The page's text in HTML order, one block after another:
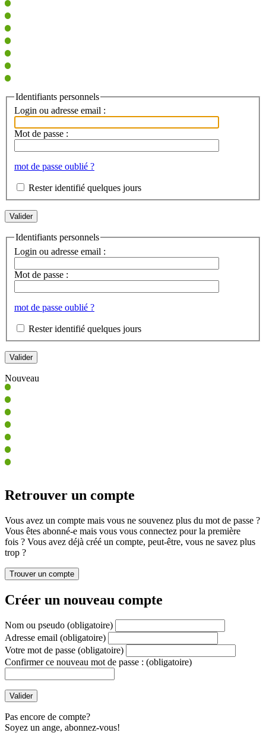
Identifiants personnels
Login ou adresse email :
Mot de passe :
mot de passe oublié ?
Rester identifié quelques jours
Identifiants personnels
Login ou adresse email :
Mot de passe :
mot de passe oublié ?
Rester identifié quelques jours
Nouveau
Retrouver un compte
Vous avez un compte mais vous ne souvenez plus du mot de passe ?
Vous êtes abonné-e mais vous vous connectez pour la première
fois ? Vous avez déjà créé un compte, peut-être, vous ne savez plus
trop ?
Créer un nouveau compte
Nom ou pseudo (obligatoire)
Adresse email (obligatoire)
Votre mot de passe (obligatoire)
Confirmer ce nouveau mot de passe : (obligatoire)
Pas encore de compte?
Soyez un ange, abonnez-vous!